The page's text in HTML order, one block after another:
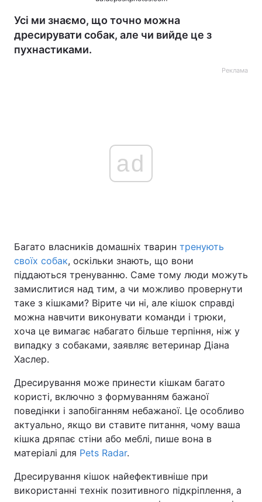
Усі ми знаємо, що точно можна
дресирувати собак, але чи вийде це з
пухнастиками.
Реклама
ad
Багато власників домашніх тварин тренують
своїх собак, оскільки знають, що вони
піддаються тренуванню. Саме тому люди можуть
замислитися над тим, а чи можливо провернути
таке з кішками? Вірите чи ні, але кішок справді
можна навчити виконувати команди і трюки,
хоча це вимагає набагато більше терпіння, ніж у
випадку з собаками, заявляє ветеринар Діана
Хаслер.
Дресирування може принести кішкам багато
користі, включно з формуванням бажаної
поведінки і запобіганням небажаної. Це особливо
актуально, якщо ви ставите питання, чому ваша
кішка дряпає стіни або меблі, пише вона в
матеріалі для Pets Radar.
Дресирування кішок найефективніше при
використанні технік позитивного підкріплення, а